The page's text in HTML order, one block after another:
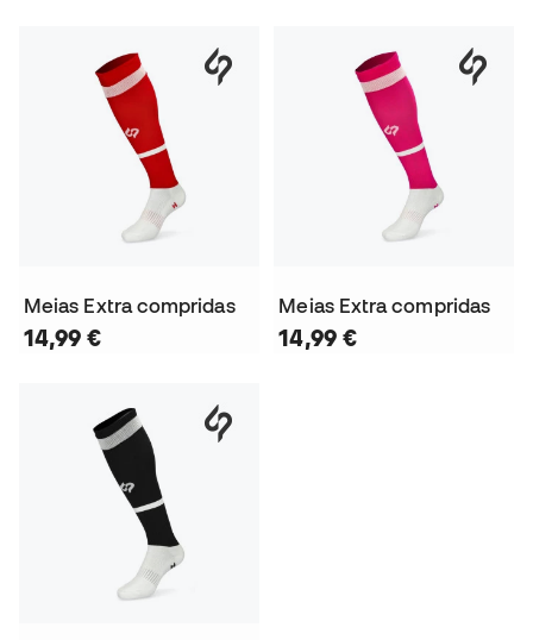
Meias Extra compridas
14,99 €
Meias Extra compridas
14,99 €